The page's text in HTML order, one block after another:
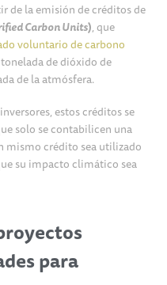
de la emisión de créditos de
Carbon Units), que
voluntario de carbono
de dióxido de
de la atmósfera.
estos créditos se
solo se contabilicen una
mismo crédito sea utilizado
su impacto climático sea
para